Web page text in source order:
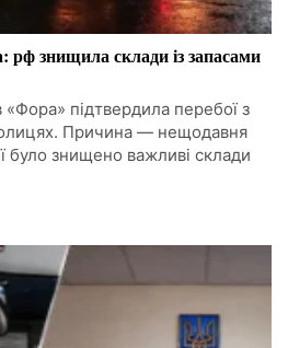
рф знищила склади із запасами
підтвердила перебої з
Причина — нещодавня
було знищено важливі склади